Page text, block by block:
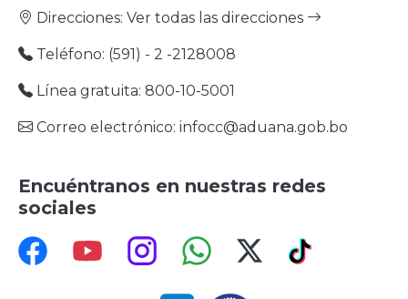
Direcciones: Ver todas las direcciones
Teléfono: (591) - 2 -2128008
Línea gratuita: 800-10-5001
Correo electrónico: infocc@aduana.gob.bo
Encuéntranos en nuestras redes
sociales